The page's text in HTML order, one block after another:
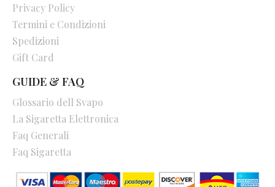
Privacy Policy
Termini e Condizioni
Spedizioni
Gift Card
GUIDE & FAQ
Glossario dell Svapo
La Sigaretta Elettronica
Faq Generali
Faq Sigaretta